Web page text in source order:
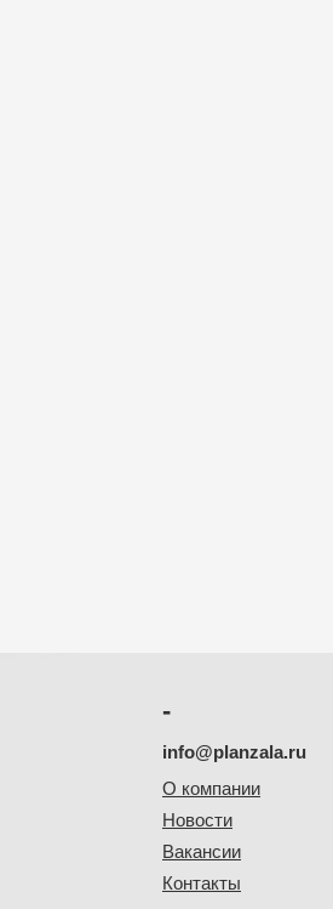
-
info@planzala.ru
О компании
Новости
Вакансии
Контакты